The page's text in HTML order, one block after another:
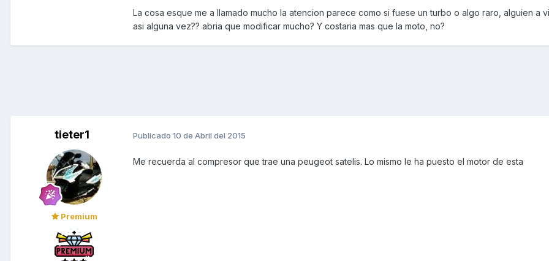
La cosa esque me a llamado mucho la atencion parece como si fuese un turbo o algo raro, alguien a
asi alguna vez?? abria que modificar mucho? Y costaria mas que la moto, no?
tieter1
Premium
Publicado 10 de Abril del 2015
Me recuerda al compresor que trae una peugeot satelis. Lo mismo le ha puesto el motor de esta